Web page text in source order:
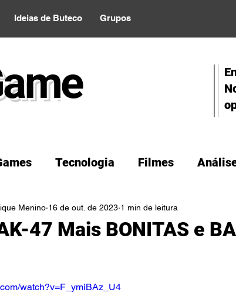
Ideias de Buteco Grupos
e
Tecnologia Filmes
47 Mais BONITAS e
Menino 16 de out. de 2023 1 min de leitura
watch?v=F_ymiBAz_U4